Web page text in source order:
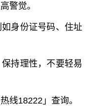
警觉。
身份证号码、住址
持理性，不要轻易
线18222 」查询。